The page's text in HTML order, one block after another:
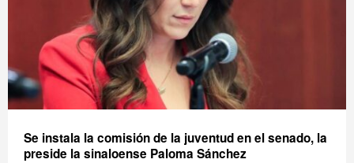
Se instala la comisión de la juventud en el senado, la
preside la sinaloense Paloma Sánchez